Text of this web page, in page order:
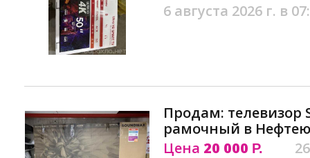
6 августа 2026 г. в
Продам: телевизор
рамочный в
Цена 20 000 Р.